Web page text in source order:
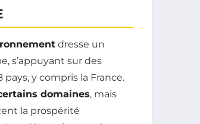
dresse un
s’appuyant sur des
y compris la France.
domaines, mais
la prospérité